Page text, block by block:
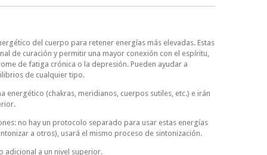
del cuerpo para retener energías más elevadas. Estas
de curación y permitir una mayor conexión con el espíritu,
de fatiga crónica o la depresión. Pueden ayudar a
de cualquier tipo.
(chakras, meridianos, cuerpos sutiles, etc.) e irán
no hay un protocolo separado para usar estas energías
a otros), usará el mismo proceso de sintonización.
adicional a un nivel superior.